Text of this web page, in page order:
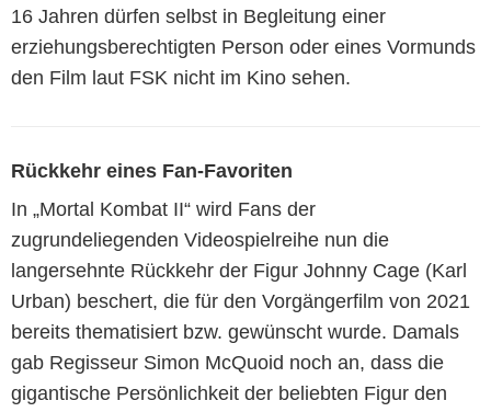
16 Jahren dürfen selbst in Begleitung einer
erziehungsberechtigten Person oder eines Vormunds
den Film laut FSK nicht im Kino sehen.
Rückkehr eines Fan-Favoriten
In „Mortal Kombat II“ wird Fans der
zugrundeliegenden Videospielreihe nun die
langersehnte Rückkehr der Figur Johnny Cage (Karl
Urban) beschert, die für den Vorgängerfilm von 2021
bereits thematisiert bzw. gewünscht wurde. Damals
gab Regisseur Simon McQuoid noch an, dass die
gigantische Persönlichkeit der beliebten Figur den